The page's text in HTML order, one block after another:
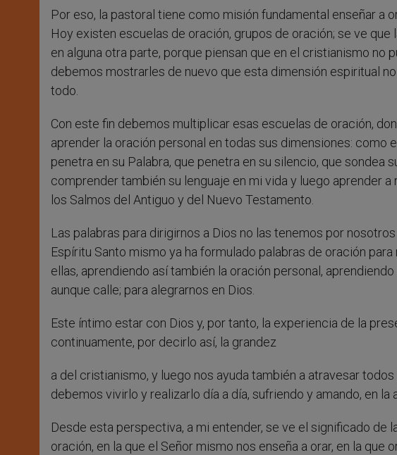
Por eso, la pastoral tiene como misión fundamental enseñar a
Hoy existen escuelas de oración, grupos de oración; se ve
en alguna otra parte, porque piensan que en el cristianismo
debemos mostrarles de nuevo que esta dimensión espiritual
todo.
Con este fin debemos multiplicar esas escuelas de oración,
aprender la oración personal en todas sus dimensiones: como
penetra en su Palabra, que penetra en su silencio, que sondea
comprender también su lenguaje en mi vida y luego aprender
los Salmos del Antiguo y del Nuevo Testamento.
Las palabras para dirigirnos a Dios no las tenemos por
Espíritu Santo mismo ya ha formulado palabras de oración
ellas, aprendiendo así también la oración personal,
aunque calle; para alegrarnos en Dios.
Este íntimo estar con Dios y, por tanto, la experiencia de la
continuamente, por decirlo así, la grandez
a del cristianismo, y luego nos ayuda también a atravesar
debemos vivirlo y realizarlo día a día, sufriendo y amando, en la
Desde esta perspectiva, a mi entender, se ve el significado
oración, en la que el Señor mismo nos enseña a orar, en la que